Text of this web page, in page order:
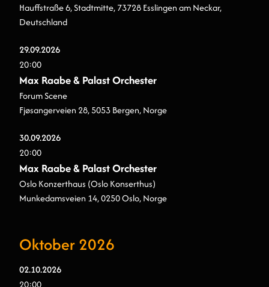
Hauffstraße 6, Stadtmitte, 73728 Esslingen am Neckar,
Deutschland
29.09.2026
20:00
Max Raabe & Palast Orchester
Forum Scene
Fjøsangerveien 28, 5053 Bergen, Norge
30.09.2026
20:00
Max Raabe & Palast Orchester
Oslo Konzerthaus (Oslo Konserthus)
Munkedamsveien 14, 0250 Oslo, Norge
Oktober 2026
02.10.2026
20:00